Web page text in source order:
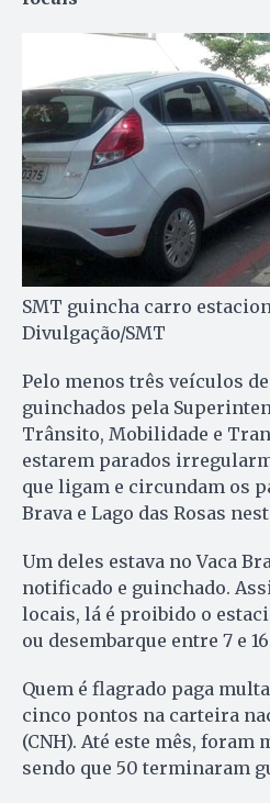
SMT guincha carro
Divulgação/SMT
Pelo menos três veículos
guinchados pela
Trânsito, Mobilidade e
estarem parados
que ligam e circundam os
Brava e Lago das Rosas
Um deles estava no Vaca
notificado e guinchado.
locais, lá é proibido o
ou desembarque entre 7 e
Quem é flagrado paga multa
cinco pontos na carteira
(CNH). Até este mês, foram
sendo que 50 terminaram